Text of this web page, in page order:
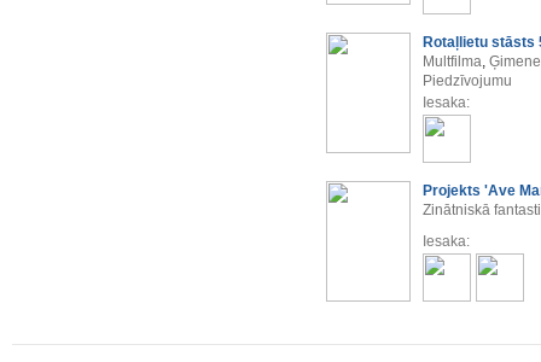
Rotaļlietu stāsts
Multfilma,
Piedzīvojumu
Iesaka:
Projekts 'Ave
Zinātniskā
Iesaka: